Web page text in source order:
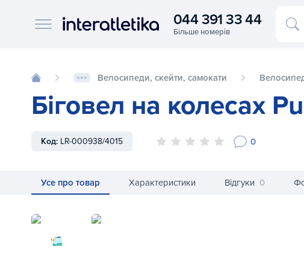
Interatletika logo
044 391 33 44
Велосипеди, скейти, самокати
Біговел на колесах
Код: LR-000938/4015 0
Усе про товар Характеристики Відгуки 0
Біговел на колесах Puky Pukylino P1 Рожевий